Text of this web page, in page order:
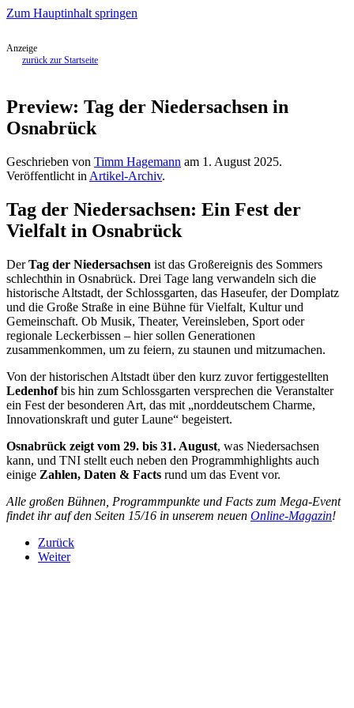
Zum Hauptinhalt springen
Anzeige
zurück zur Startseite
Preview: Tag der Niedersachsen in
Osnabrück
Geschrieben von Timm Hagemann am 1. August 2025.
Veröffentlicht in Artikel-Archiv.
Tag der Niedersachsen: Ein Fest der
Vielfalt in Osnabrück
DerTag der Niedersachsen ist das Großereignis des Sommers
schlechthin in Osnabrück. Drei Tage lang verwandeln sich die
historische Altstadt, der Schlossgarten, das Haseufer, der Domplatz
und die Große Straße in eine Bühne für Vielfalt, Kultur und
Gemeinschaft. Ob Musik, Theater, Vereinsleben, Sport oder
regionale Leckerbissen – hier sollen Generationen
zusammenkommen, um zu feiern, zu staunen und mitzumachen.
Von der historischen Altstadt über den kurz zuvor fertiggestellten
Ledenhofbis hin zum Schlossgarten versprechen die Veranstalter
ein Fest der besonderen Art, das mit „norddeutschem Charme,
Innovationskraft und guter Laune“ begeistert.
Osnabrück zeigt vom 29. bis 31. August, was Niedersachsen
kann, und TNI stellt euch neben den Programmhighlights auch
einige Zahlen, Daten & Facts rund um das Event vor.
Alle großen Bühnen, Programmpunkte und Facts zum Mega-Event
findet ihr auf den Seiten 15/16 in unserem neuen Online-Magazin!
Zurück
Weiter